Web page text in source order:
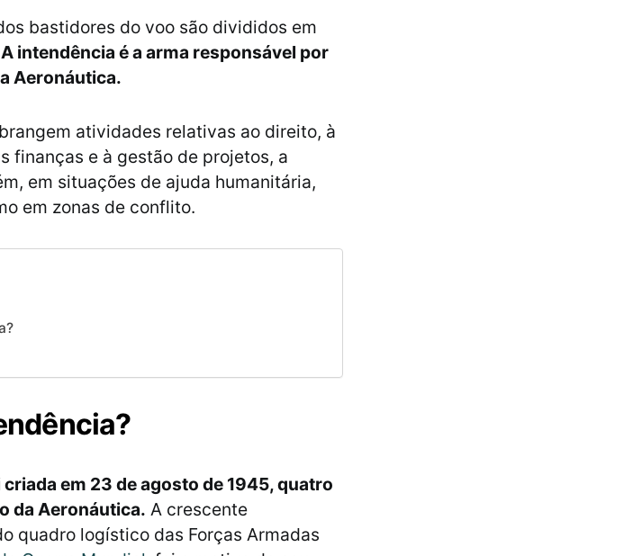
bastidores do voo são divididos em
A intendência é a arma responsável por
Aeronáutica.
atividades relativas ao direito, à
finanças e à gestão de projetos, a
em situações de ajuda humanitária,
em zonas de conflito.
em 23 de agosto de 1945, quatro
da Aeronáutica. A crescente
quadro logístico das Forças Armadas